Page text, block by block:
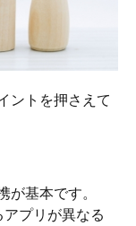
ントを押さえて
基本です。
プリが異なる